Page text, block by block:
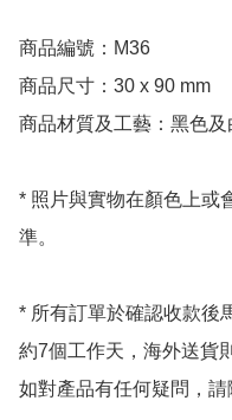
商品編號：M36
商品尺寸：30 x 90 mm
商品材質及工藝：黑色及
* 照片與實物在顏色上或
準。
* 所有訂單於確認收款後
約7個工作天，海外送貨
如對產品有任何疑問，請